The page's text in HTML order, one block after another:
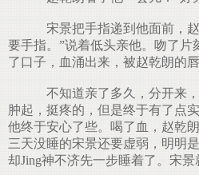
宋景把手指递到他面前，
要手指。”说着低头亲他。吻了片
了口子，血涌出来，被赵乾朗的
不知道亲了多久，分开来
肿起，挺疼的，但是终于有了点
他终于安心了些。喝了血，赵乾
三天没睡的宋景还要虚弱，明明
却Jing神不济先一步睡着了。宋景